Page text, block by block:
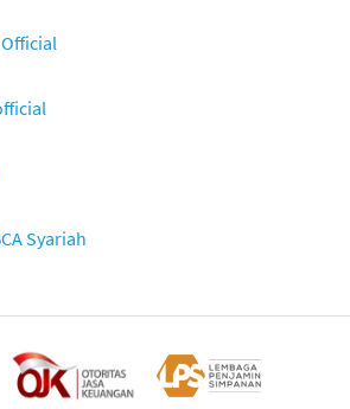
Official
Syariah